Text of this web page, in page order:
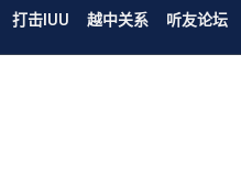
打击IUU 越中关系 听友论坛